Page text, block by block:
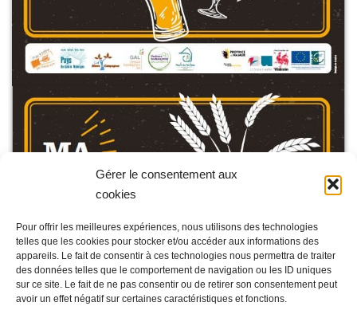
Gérer le consentement aux
cookies
Pour offrir les meilleures expériences, nous utilisons des technologies
telles que les cookies pour stocker et/ou accéder aux informations des
appareils. Le fait de consentir à ces technologies nous permettra de traiter
des données telles que le comportement de navigation ou les ID uniques
sur ce site. Le fait de ne pas consentir ou de retirer son consentement peut
avoir un effet négatif sur certaines caractéristiques et fonctions.